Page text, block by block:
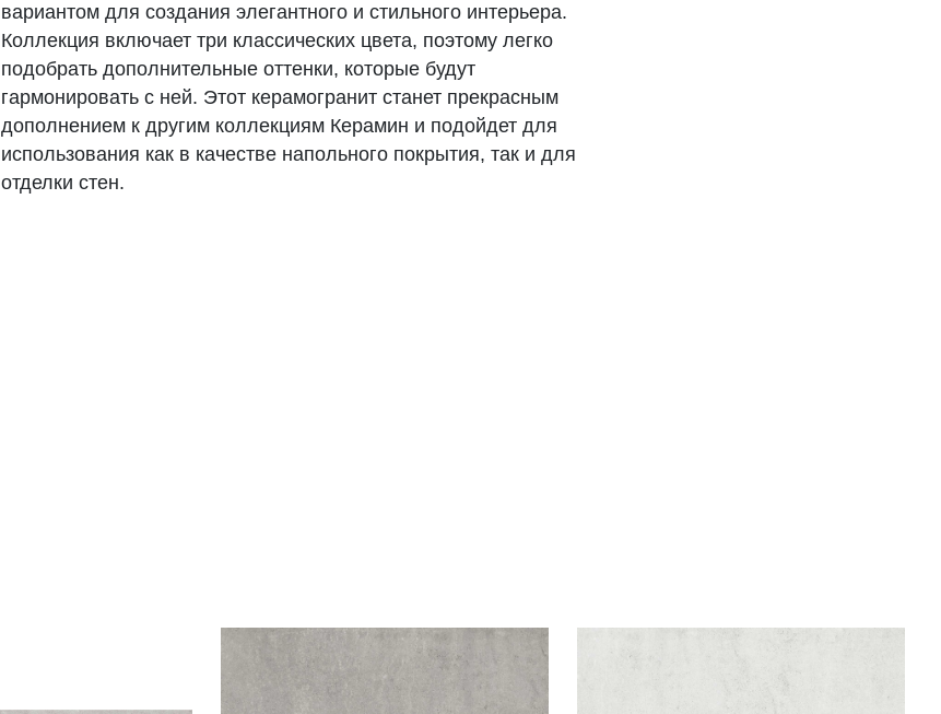
вариантом для создания элегантного и стильного интерьера.
Коллекция включает три классических цвета, поэтому легко
подобрать дополнительные оттенки, которые будут
гармонировать с ней. Этот керамогранит станет прекрасным
дополнением к другим коллекциям Керамин и подойдет для
использования как в качестве напольного покрытия, так и для
отделки стен.